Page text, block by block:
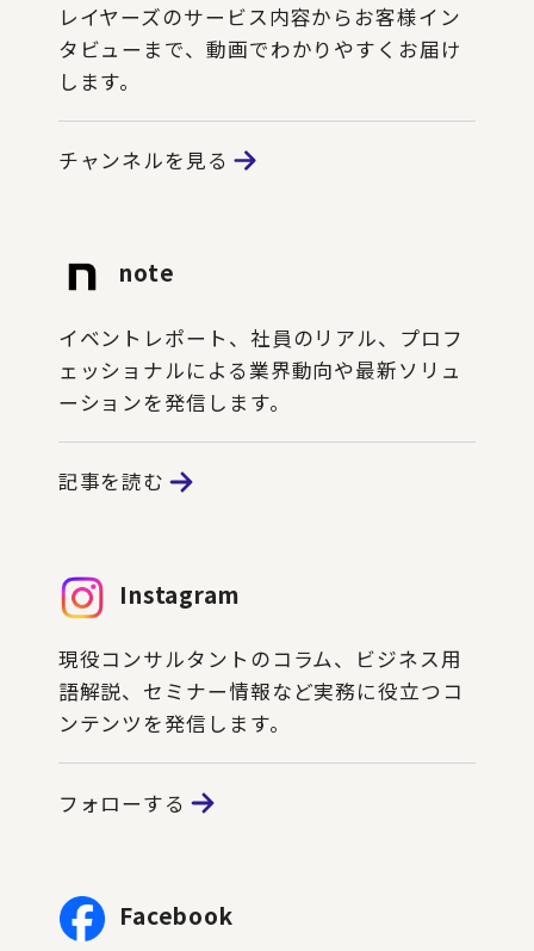
レイヤーズのサービス内容からお客様イン
タビューまで、動画でわかりやすくお届け
します。
チャンネルを見る
note
イベントレポート、社員のリアル、プロフ
ェッショナルによる業界動向や最新ソリュ
ーションを発信します。
記事を読む
Instagram
現役コンサルタントのコラム、ビジネス用
語解説、セミナー情報など実務に役立つコ
ンテンツを発信します。
フォローする
Facebook